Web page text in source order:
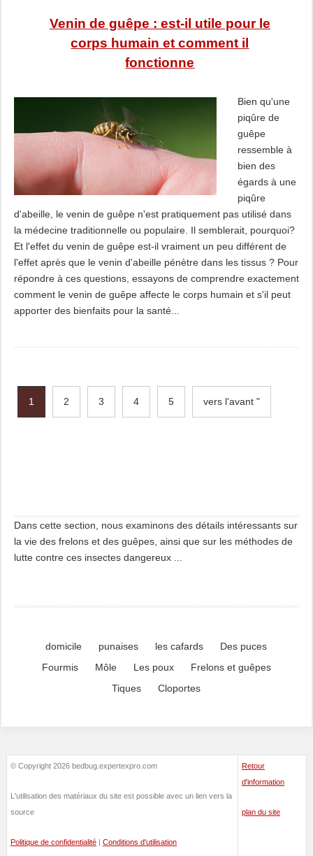
Venin de guêpe : est-il utile pour le
corps humain et comment il
fonctionne
Bien qu'une
piqûre de
guêpe
ressemble à
bien des
égards à une
piqûre
d'abeille, le venin de guêpe n'est pratiquement pas utilisé dans
la médecine traditionnelle ou populaire. Il semblerait, pourquoi?
Et l'effet du venin de guêpe est-il vraiment un peu différent de
l'effet après que le venin d'abeille pénètre dans les tissus ? Pour
répondre à ces questions, essayons de comprendre exactement
comment le venin de guêpe affecte le corps humain et s'il peut
apporter des bienfaits pour la santé...
1 2 3 4 5 vers l'avant "
Dans cette section, nous examinons des détails intéressants sur
la vie des frelons et des guêpes, ainsi que sur les méthodes de
lutte contre ces insectes dangereux ...
domicile punaises les cafards
Des puces
Fourmis
Môle Les poux
Frelons et guêpes
Tiques
Cloportes
© Copyright 2026 bedbug.expertexpro.com
L'utilisation des matériaux du site est possible avec un lien vers la
source
Politique de confidentialité | Conditions d'utilisation
Retour
d'information
plan du site